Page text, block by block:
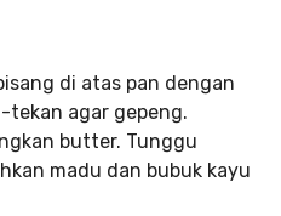
di atas pan dengan
tekan agar gepeng.
butter. Tunggu
madu dan bubuk kayu